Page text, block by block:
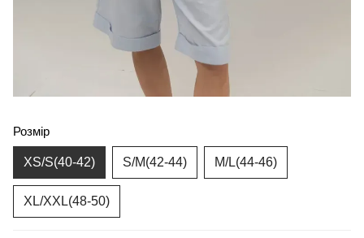
Розмір
XS/S(40-42) S/M(42-44) M/L(44-46)
XL/XXL(48-50)